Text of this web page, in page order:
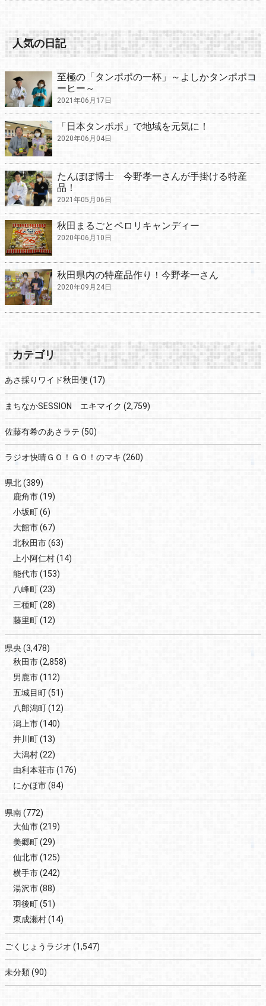
人気の日記
至極の「タンポポの一杯」～よしかタンポポコ
ーヒー～
2021年06月17日
「日本タンポポ」で地域を元気に！
2020年06月04日
たんぽぽ博士 今野孝一さんが手掛ける特産
品！
2021年05月06日
秋田まるごとペロリキャンディー
2020年06月10日
秋田県内の特産品作り！今野孝一さん
2020年09月24日
カテゴリ
あさ採りワイド秋田便 (17)
まちなかSESSION エキマイク (2,759)
佐藤有希のあさラテ (50)
ラジオ快晴ＧＯ！ＧＯ！のマキ (260)
県北(389)
鹿角市(19)
小坂町(6)
大館市(67)
北秋田市(63)
上小阿仁村(14)
能代市(153)
八峰町(23)
三種町(28)
藤里町(12)
県央 (3,478)
秋田市(2,858)
男鹿市(112)
五城目町(51)
八郎潟町(12)
潟上市(140)
井川町(13)
大潟村(22)
由利本荘市(176)
にかほ市(84)
県南(772)
大仙市(219)
美郷町(29)
仙北市(125)
横手市(242)
湯沢市(88)
羽後町(51)
東成瀬村(14)
ごくじょうラジオ (1,547)
未分類(90)